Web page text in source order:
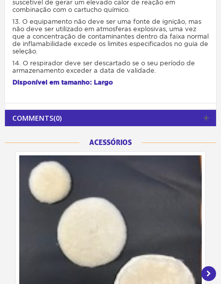
suscetível de gerar um elevado calor de reação em
combinação com o cartucho químico.
13. O equipamento não deve ser uma fonte de ignição, mas
não deve ser utilizado em atmosferas explosivas, uma vez
que a concentração de contaminantes dentro da faixa normal
de inflamabilidade excede os limites especificados no guia de
seleção.
14. O respirador deve ser descartado se o seu período de
armazenamento exceder a data de validade.
Disponível em tamanho: Largo
COMMENTS(0)
ACESSÓRIOS